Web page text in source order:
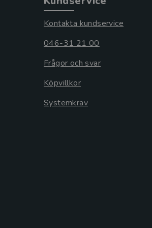
Kontakta kundservice
046-31 21 00
Frågor och svar
Köpvillkor
Systemkrav